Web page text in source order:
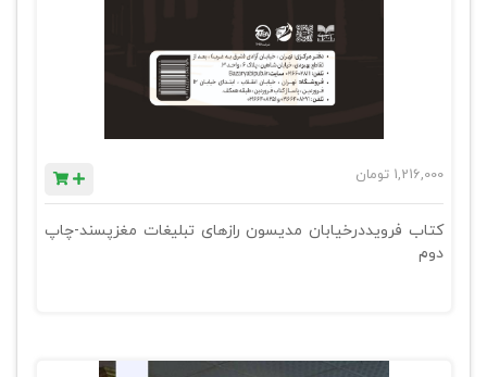
1,216,000 تومان
کتاب فرویددرخیابان مدیسون رازهای تبلیغات مغزپسند-چاپ
دوم